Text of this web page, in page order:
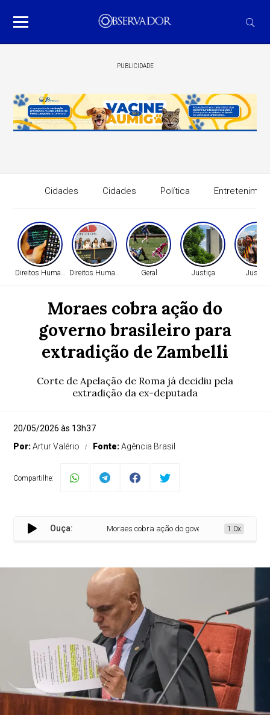
PUBLICIDADE
Cidades Cidades Política
Direitos HumanosDireitos Humanos Geral Justiça Justiça
Moraes cobra ação do
governo brasileiro para
extradição de Zambelli
Corte de Apelação de Roma já decidiu pela
extradição da ex-deputada
20/05/2026 às 13h37
Por:Artur Valério Fonte:Agência Brasil
Compartilhe:
Ouça: Moraes cobra ação do governo brasileiro para
1.0x